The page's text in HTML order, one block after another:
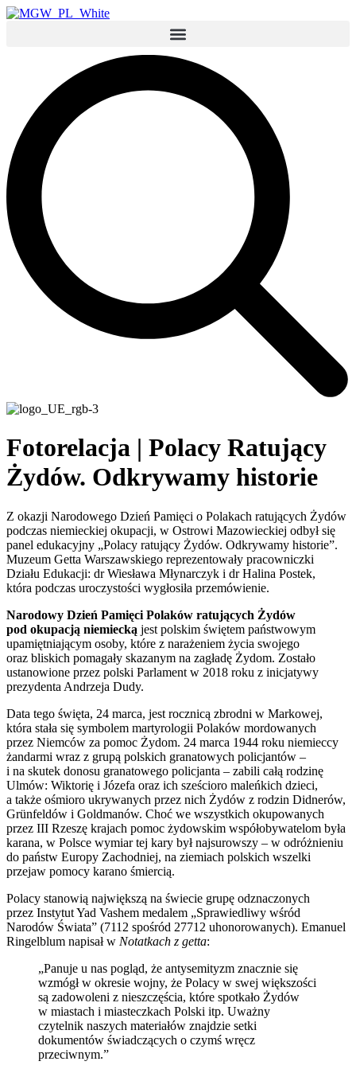
Fotorelacja | Polacy Ratujący
Żydów. Odkrywamy historie
Z okazji Narodowego Dzień Pamięci o Polakach ratujących Żydów
podczas niemieckiej okupacji, w Ostrowi Mazowieckiej odbył się
panel edukacyjny „Polacy ratujący Żydów. Odkrywamy historie”.
Muzeum Getta Warszawskiego reprezentowały pracowniczki
Działu Edukacji: dr Wiesława Młynarczyk i dr Halina Postek,
która podczas uroczystości wygłosiła przemówienie.
Narodowy Dzień Pamięci Polaków ratujących Żydów
pod okupacją niemiecką jest polskim świętem państwowym
upamiętniającym osoby, które z narażeniem życia swojego
oraz bliskich pomagały skazanym na zagładę Żydom. Zostało
ustanowione przez polski Parlament w 2018 roku z inicjatywy
prezydenta Andrzeja Dudy.
Data tego święta, 24 marca, jest rocznicą zbrodni w Markowej,
która stała się symbolem martyrologii Polaków mordowanych
przez Niemców za pomoc Żydom. 24 marca 1944 roku niemieccy
żandarmi wraz z grupą polskich granatowych policjantów –
i na skutek donosu granatowego policjanta – zabili całą rodzinę
Ulmów: Wiktorię i Józefa oraz ich sześcioro maleńkich dzieci,
a także ośmioro ukrywanych przez nich Żydów z rodzin Didnerów,
Grünfeldów i Goldmanów. Choć we wszystkich okupowanych
przez III Rzeszę krajach pomoc żydowskim współobywatelom była
karana, w Polsce wymiar tej kary był najsurowszy – w odróżnieniu
do państw Europy Zachodniej, na ziemiach polskich wszelki
przejaw pomocy karano śmiercią.
Polacy stanowią największą na świecie grupę odznaczonych
przez Instytut Yad Vashem medalem „Sprawiedliwy wśród
Narodów Świata” (7112 spośród 27712 uhonorowanych). Emanuel
Ringelblum napisał w Notatkach z getta:
„Panuje u nas pogląd, że antysemityzm znacznie się
wzmógł w okresie wojny, że Polacy w swej większości
są zadowoleni z nieszczęścia, które spotkało Żydów
w miastach i miasteczkach Polski itp. Uważny
czytelnik naszych materiałów znajdzie setki
dokumentów świadczących o czymś wręcz
przeciwnym.”